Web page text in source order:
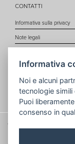
CONTATTI
Informativa sulla privacy
Note legali
Site map
Indice
Gli aiuti di Stato e gli aiuti
si
Informativa
Noi e alcuni
tecnologie
Puoi
consenso in